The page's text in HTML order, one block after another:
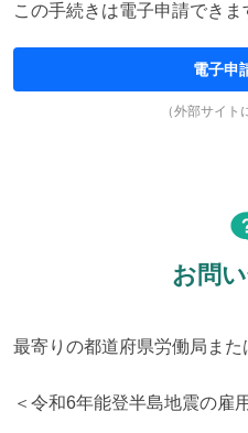
この手続きは電子申請できま
電子申
（外部サイト
お問
最寄りの都道府県労働局また
＜令和6年能登半島地震の雇